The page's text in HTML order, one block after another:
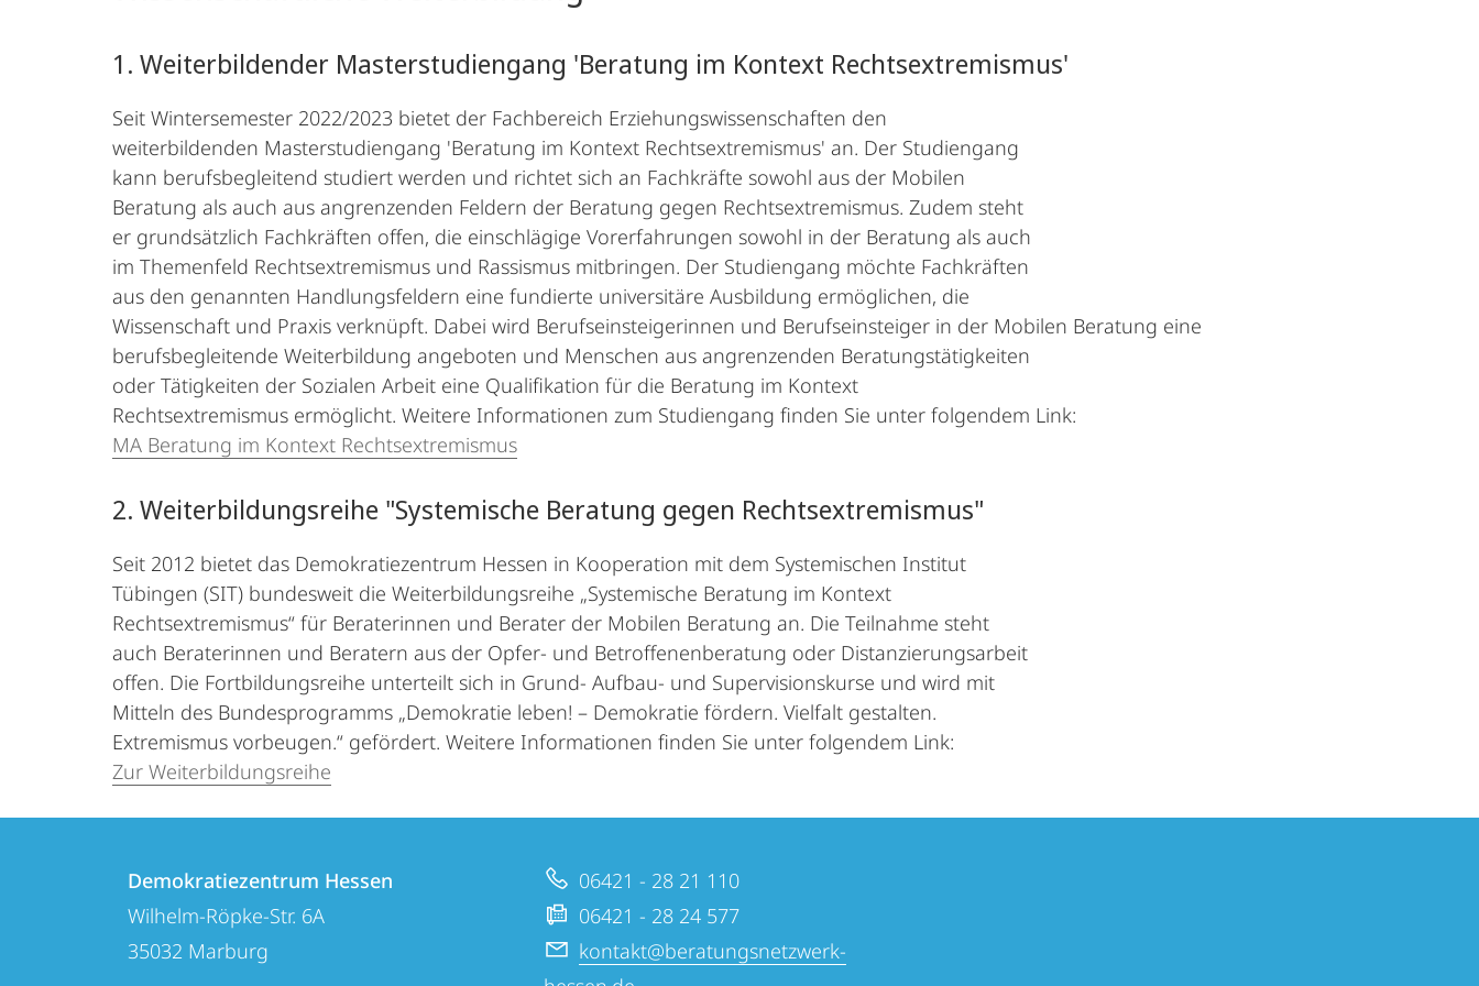
1. Weiterbildender Masterstudiengang 'Beratung im Kontext Rechtsextremismus'
Seit Wintersemester 2022/2023 bietet der Fachbereich Erziehungswissenschaften den
weiterbildenden Masterstudiengang 'Beratung im Kontext Rechtsextremismus' an. Der Studiengang
kann berufsbegleitend studiert werden und richtet sich an Fachkräfte sowohl aus der Mobilen
Beratung als auch aus angrenzenden Feldern der Beratung gegen Rechtsextremismus. Zudem steht
er grundsätzlich Fachkräften offen, die einschlägige Vorerfahrungen sowohl in der Beratung als auch
im Themenfeld Rechtsextremismus und Rassismus mitbringen. Der Studiengang möchte Fachkräften
aus den genannten Handlungsfeldern eine fundierte universitäre Ausbildung ermöglichen, die
Wissenschaft und Praxis verknüpft. Dabei wird Berufseinsteigerinnen und Berufseinsteiger in der Mobilen Beratung eine
berufsbegleitende Weiterbildung angeboten und Menschen aus angrenzenden Beratungstätigkeiten
oder Tätigkeiten der Sozialen Arbeit eine Qualifikation für die Beratung im Kontext
Rechtsextremismus ermöglicht. Weitere Informationen zum Studiengang finden Sie unter folgendem Link:
MA Beratung im Kontext Rechtsextremismus
2. Weiterbildungsreihe "Systemische Beratung gegen Rechtsextremismus"
Seit 2012 bietet das Demokratiezentrum Hessen in Kooperation mit dem Systemischen Institut
Tübingen (SIT) bundesweit die Weiterbildungsreihe „Systemische Beratung im Kontext
Rechtsextremismus“ für Beraterinnen und Berater der Mobilen Beratung an. Die Teilnahme steht
auch Beraterinnen und Beratern aus der Opfer- und Betroffenenberatung oder Distanzierungsarbeit
offen. Die Fortbildungsreihe unterteilt sich in Grund- Aufbau- und Supervisionskurse und wird mit
Mitteln des Bundesprogramms „Demokratie leben! – Demokratie fördern. Vielfalt gestalten.
Extremismus vorbeugen.“ gefördert. Weitere Informationen finden Sie unter folgendem Link:
Zur Weiterbildungsreihe
Informationen
Kontaktinformationen
Demokratiezentrum
Hessen
Demokratiezentrum Hessen
Wilhelm-Röpke-Str. 6A
35032 Marburg
06421 - 28 21 110
06421 - 28 24 577
kontakt@beratungsnetzwerk-